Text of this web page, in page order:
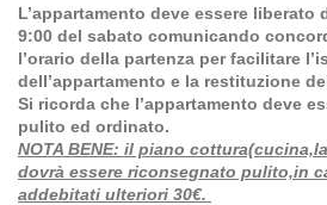
L’appartamento deve essere liberato
9:00 del sabato comunicando
l’orario della partenza per facilitare
dell’appartamento e la restituzione
Si ricorda che l’appartamento deve
pulito ed ordinato.
NOTA BENE: il piano
dovrà essere riconsegnato pulito,in
addebitati ulteriori 30€.